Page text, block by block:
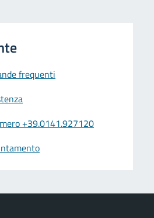
frequenti
+39.0141.927120